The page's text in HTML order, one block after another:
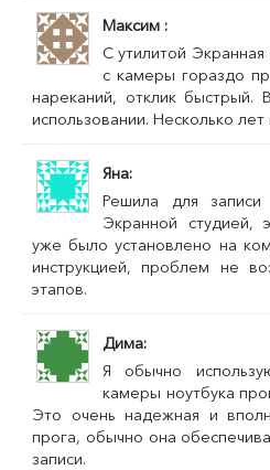
Максим
С утилитой Экранная
с камеры гораздо
нареканий, отклик
использовании. Несколько
Яна
Решила для записи
Экранной студией,
уже было установлено на
инструкцией, проблем не
этапов.
Дима
Я обычно
камеры ноутбука
Это очень надежная и
прога, обычно она
записи.